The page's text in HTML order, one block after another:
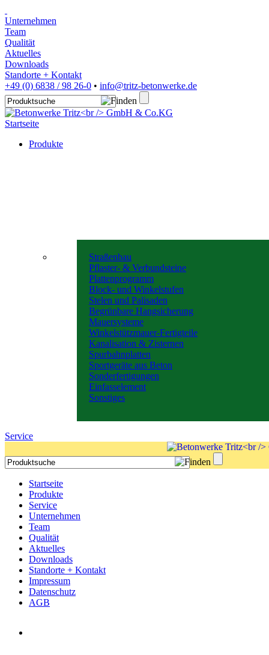
Unternehmen
Team
Qualität
Aktuelles
Downloads
Standorte + Kontakt
+49 (0) 6838 / 98 26-0 • info@tritz-betonwerke.de
Startseite
Produkte
Straßenbau
Pflaster- & Verbundsteine
Plattenprogramm
Block- und Winkelstufen
Stelen und Palisaden
Begrünbare Hangsicherung
Mauersysteme
Winkelstützmauer-Fertigteile
Kanalisation & Zisternen
Spurbahnplatten
Sportgeräte aus Beton
Sonderfertigungen
Einfasselement
Sonstiges
Service
Startseite
Produkte
Service
Unternehmen
Team
Qualität
Aktuelles
Downloads
Standorte + Kontakt
Impressum
Datenschutz
AGB